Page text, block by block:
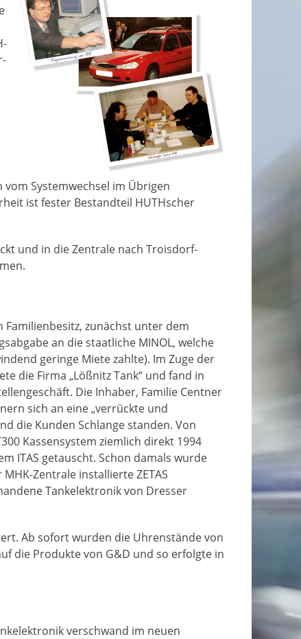
Systemwechsel im Übrigen
ist fester Bestandteil HUTHscher
und in die Zentrale nach Troisdorf-
Familienbesitz, zunächst unter dem
an die staatliche MINOL, welche
geringe Miete zahlte). Im Zuge der
die Firma „Lößnitz Tank“ und fand in
Die Inhaber, Familie Centner
sich an eine „verrückte und
die Kunden Schlange standen. Von
Kassensystem ziemlich direkt 1994
ITAS getauscht. Schon damals wurde
Zentrale installierte ZETAS
Tankelektronik von Dresser
Ab sofort wurden die Uhrenstände von
die Produkte von G&D und so erfolgte in
verschwand im neuen